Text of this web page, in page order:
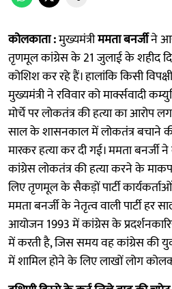
कोलकाता :मुख्यमंत्रीममता बनर्जीने
तृणमूल कांग्रेस के 21 जुलाई के शहीद
कोशिश कर रहे हैं। हालांकि किसी
मुख्यमंत्री ने रविवार को मार्क्सवादी
मोर्चे पर लोकतंत्र की हत्या का आरोप
साल के शासनकाल में लोकतंत्र बचाने
मारकर हत्या कर दी गई। ममता
कांग्रेस लोकतंत्र की हत्या करने के
लिए तृणमूल के सैकड़ों पार्टी
ममता बनर्जी के नेतृत्व वाली पार्टी हर
आयोजन 1993 में कांग्रेस के
में करती है, जिस समय वह कांग्रेस की
में शामिल होने के लिए लाखों लोग